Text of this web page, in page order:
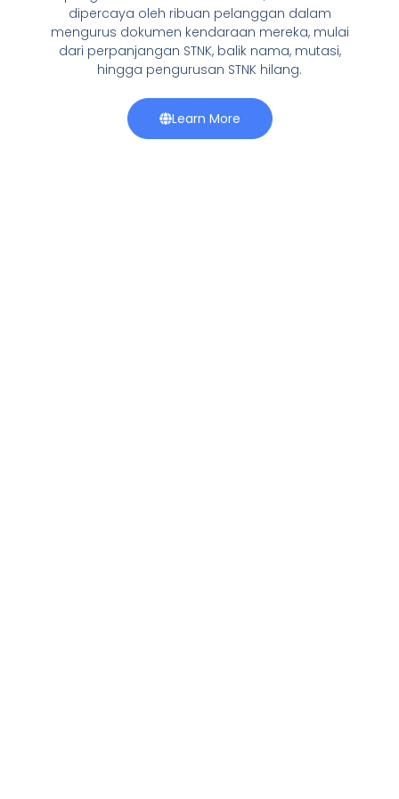
dipercaya oleh ribuan pelanggan dalam
mengurus dokumen kendaraan mereka, mulai
dari perpanjangan STNK, balik nama, mutasi,
hingga pengurusan STNK hilang.
Learn More